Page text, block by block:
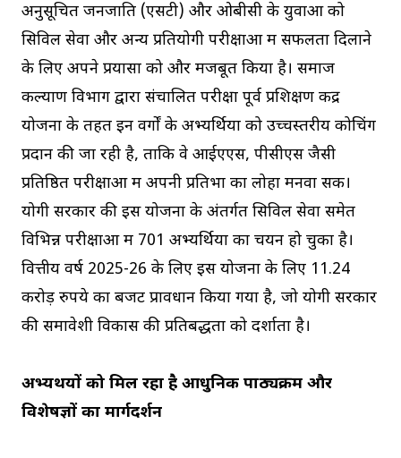
अनुसूचित जनजाति (एसटी) और ओबीसी के युवाओं को
सिविल सेवा और अन्य प्रतियोगी परीक्षाओं में सफलता दिलाने
के लिए अपने प्रयासों को और मजबूत किया है। समाज
कल्याण विभाग द्वारा संचालित परीक्षा पूर्व प्रशिक्षण केंद्र
योजना के तहत इन वर्गों के अभ्यर्थियों को उच्चस्तरीय कोचिंग
प्रदान की जा रही है, ताकि वे आईएएस, पीसीएस जैसी
प्रतिष्ठित परीक्षाओं में अपनी प्रतिभा का लोहा मनवा सकें।
योगी सरकार की इस योजना के अंतर्गत सिविल सेवा समेत
विभिन्न परीक्षाओं में 701 अभ्यर्थियों का चयन हो चुका है।
वित्तीय वर्ष 2025-26 के लिए इस योजना के लिए 11.24
करोड़ रुपये का बजट प्रावधान किया गया है, जो योगी सरकार
की समावेशी विकास की प्रतिबद्धता को दर्शाता है।
अभ्यर्थियों को मिल रहा है आधुनिक पाठ्यक्रम और
विशेषज्ञों का मार्गदर्शन